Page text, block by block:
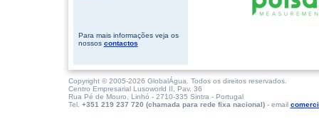
Para mais informações veja os
nossos contactos
Copyright © 2005-2026 GlobalÁgua. Todos os direitos reservados.
Centro Empresarial Lusoworld II, Pav. 36
Rua Pé de Mouro, Linhó - 2710-335 Sintra - Portugal
Tel. +351 219 237 720 (chamada para rede fixa nacional)- email